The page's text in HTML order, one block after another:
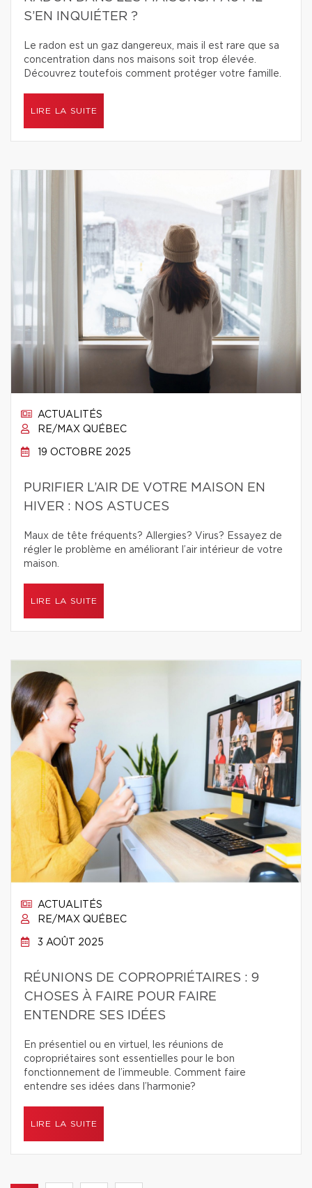
S’EN INQUIÉTER ?
Le radon est un gaz dangereux, mais il est rare que sa
concentration dans nos maisons soit trop élevée.
Découvrez toutefois comment protéger votre famille.
LIRE LA SUITE
ACTUALITÉS
RE/MAX QUÉBEC
19 OCTOBRE 2025
PURIFIER L’AIR DE VOTRE MAISON EN
HIVER : NOS ASTUCES
Maux de tête fréquents? Allergies? Virus? Essayez de
régler le problème en améliorant l’air intérieur de votre
maison.
LIRE LA SUITE
ACTUALITÉS
RE/MAX QUÉBEC
3 AOÛT 2025
RÉUNIONS DE COPROPRIÉTAIRES : 9
CHOSES À FAIRE POUR FAIRE
ENTENDRE SES IDÉES
En présentiel ou en virtuel, les réunions de
copropriétaires sont essentielles pour le bon
fonctionnement de l’immeuble. Comment faire
entendre ses idées dans l’harmonie?
LIRE LA SUITE